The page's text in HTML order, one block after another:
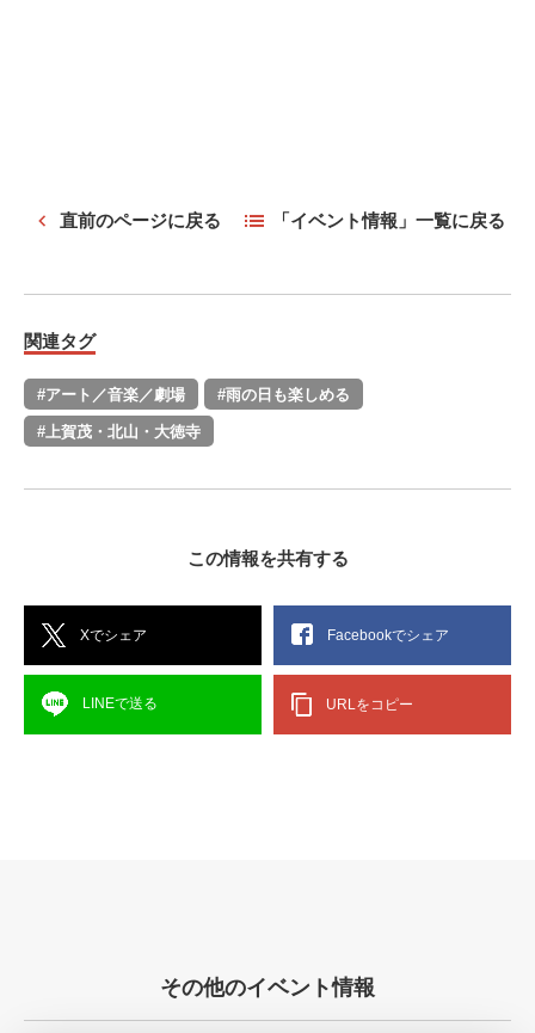
直前のページに戻る 「イベント情報」一覧に戻る
関連タグ
#アート／音楽／劇場 #雨の日も楽しめる
#上賀茂・北山・大徳寺
この情報を共有する
Xでシェア Facebookでシェア
LINEで送る URLをコピー
その他のイベント情報